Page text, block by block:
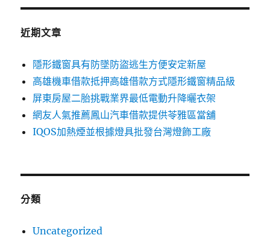
近期文章
隱形鐵窗具有防墜防盜逃生方便安定新屋
高雄機車借款抵押高雄借款方式隱形鐵窗精品級
屏東房屋二胎挑戰業界最低電動升降曬衣架
網友人氣推薦鳳山汽車借款提供苓雅區當舖
IQOS加熱煙並根據燈具批發台灣燈飾工廠
分類
Uncategorized